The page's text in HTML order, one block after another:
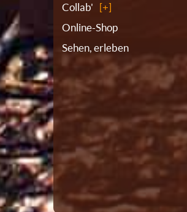
Collab'
Online-Shop
Sehen, erleben